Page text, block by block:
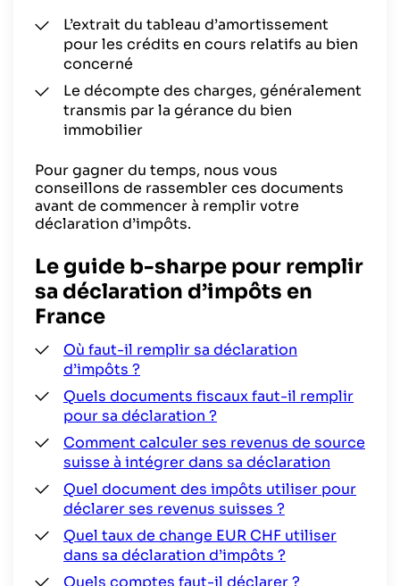
L’extrait du tableau d’amortissement
pour les crédits en cours relatifs au bien
concerné
Le décompte des charges, généralement
transmis par la gérance du bien
immobilier
Pour gagner du temps, nous vous
conseillons de rassembler ces documents
avant de commencer à remplir votre
déclaration d’impôts.
Le guide b-sharpe pour remplir
sa déclaration d’impôts en
France
Où faut-il remplir sa déclaration
d’impôts ?
Quels documents fiscaux faut-il remplir
pour sa déclaration ?
Comment calculer ses revenus de source
suisse à intégrer dans sa déclaration
Quel document des impôts utiliser pour
déclarer ses revenus suisses ?
Quel taux de change EUR CHF utiliser
dans sa déclaration d’impôts ?
Quels comptes faut-il déclarer ?